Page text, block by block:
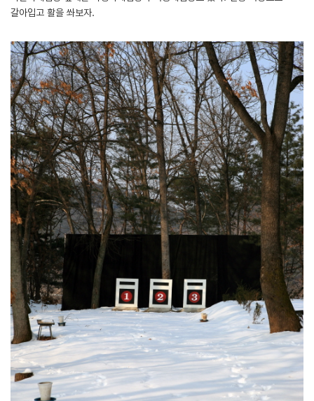
갈아입고 활을 쏴보자.